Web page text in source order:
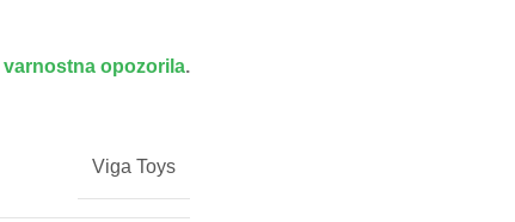
varnostna opozorila.
Viga Toys